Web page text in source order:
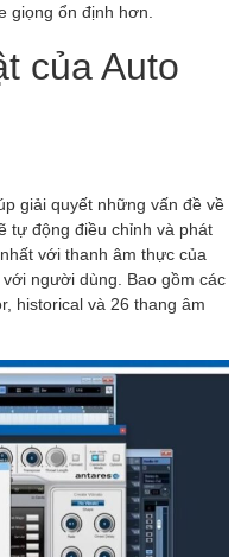
giọng ổn định hơn.
của Auto
giải quyết những vấn đề về
tự động điều chỉnh và phát
với thanh âm thực của
người dùng. Bao gồm các
historical và 26 thang âm